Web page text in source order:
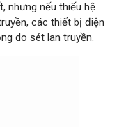
nhưng nếu thiếu hệ
các thiết bị điện
do sét lan truyền.